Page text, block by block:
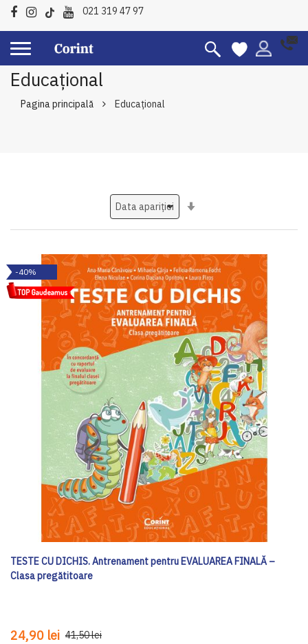
021 319 47 97
Educațional
Pagina principală Educațional
-40%
TESTE CU DICHIS. Antrenament pentru EVALUAREA FINALĂ –
Clasa pregătitoare
24,90 lei 41,50 lei